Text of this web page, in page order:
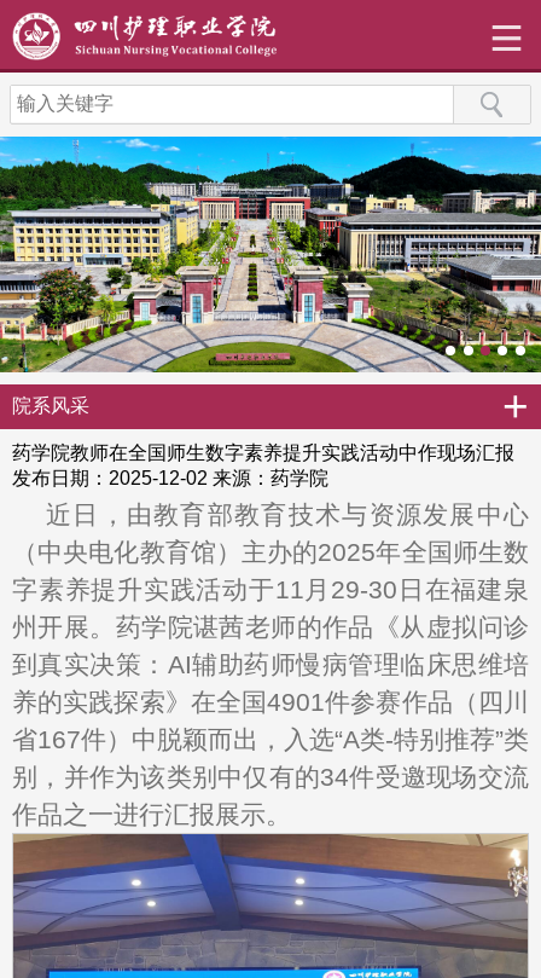
院系风采 +
药学院教师在全国师生数字素养提升实践活动中作现场汇报
发布日期：2025-12-02 来源：药学院
近日，由教育部教育技术与资源发展中心
（中央电化教育馆）主办的2025年全国师生数
字素养提升实践活动于11月29-30日在福建泉
州开展。药学院谌茜老师的作品《从虚拟问诊
到真实决策：AI辅助药师慢病管理临床思维培
养的实践探索》在全国4901件参赛作品（四川
省167件）中脱颖而出，入选“A类-特别推荐”类
别，并作为该类别中仅有的34件受邀现场交流
作品之一进行汇报展示。